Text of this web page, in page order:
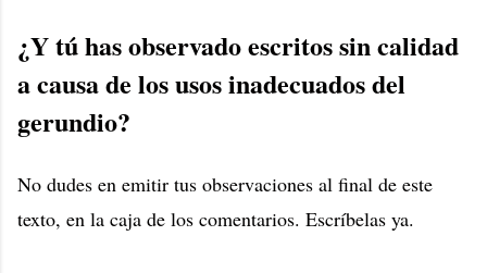
¿Y tú has observado escritos sin calidad
a causa de los usos inadecuados del
gerundio?
No dudes en emitir tus observaciones al final de este
texto, en la caja de los comentarios. Escríbelas ya.